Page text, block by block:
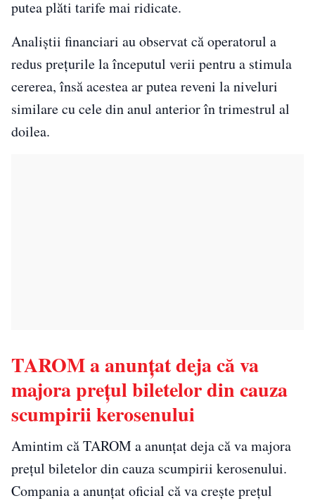
putea plăti tarife mai ridicate.
Analiștii financiari au observat că operatorul a
redus prețurile la începutul verii pentru a stimula
cererea, însă acestea ar putea reveni la niveluri
similare cu cele din anul anterior în trimestrul al
doilea.
TAROM a anunțat deja că va
majora prețul biletelor din cauza
scumpirii kerosenului
Amintim că TAROM a anunțat deja că va majora
prețul biletelor din cauza scumpirii kerosenului.
Compania a anunțat oficial că va crește prețul